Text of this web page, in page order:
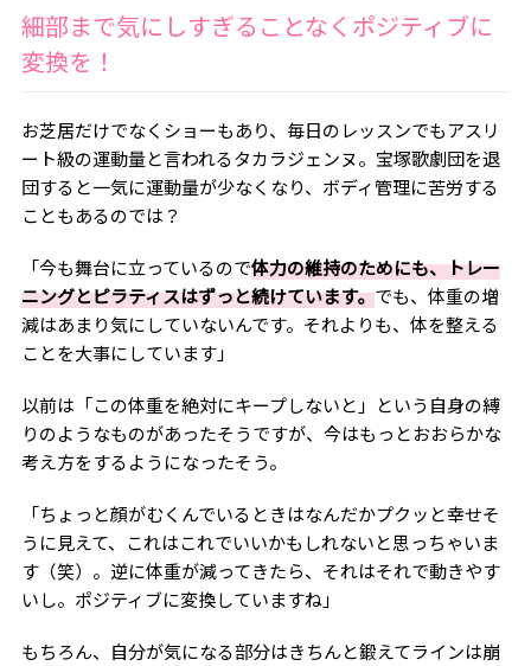
細部まで気にしすぎることなくポジティブに
変換を！
お芝居だけでなくショーもあり、毎日のレッスンでもアスリ
ート級の運動量と言われるタカラジェンヌ。宝塚歌劇団を退
団すると一気に運動量が少なくなり、ボディ管理に苦労する
こともあるのでは？
「今も舞台に立っているので体力の維持のためにも、トレー
ニングとピラティスはずっと続けています。でも、体重の増
減はあまり気にしていないんです。それよりも、体を整える
ことを大事にしています」
以前は「この体重を絶対にキープしないと」という自身の縛
りのようなものがあったそうですが、今はもっとおおらかな
考え方をするようになったそう。
「ちょっと顔がむくんでいるときはなんだかプクッと幸せそ
うに見えて、これはこれでいいかもしれないと思っちゃいま
す（笑）。逆に体重が減ってきたら、それはそれで動きやす
いし。ポジティブに変換していますね」
もちろん、自分が気になる部分はきちんと鍛えてラインは崩